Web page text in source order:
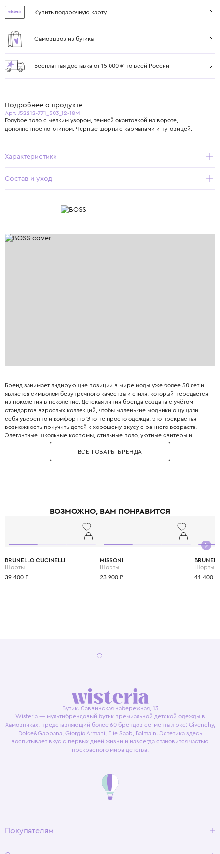
Купить подарочную карту
Самовывоз из бутика
Бесплатная доставка от 15 000 ₽ по всей России
Подробнее о продукте
Арт. J52212-771_503_12-18M
Голубое поло с мелким узором, темной окантовкой на вороте,
дополненное логотипом. Черные шорты с карманами и пуговицей.
Характеристики
Состав и уход
Бренд занимает лидирующие позиции в мире моды уже более 50 лет и
является символом безупречного качества и стиля, который передается
из поколения в поколение. Детская линия бренда создана с учётом
стандартов взрослых коллекций, чтобы маленькие модники ощущали
себя уверенно и комфортно Это не просто одежда, это прекрасная
возможность приучить детей к хорошему вкусу с раннего возраста.
Элегантные школьные костюмы, стильные поло, уютные свитеры и
практичные пуховики. Каждая деталь одежды Boss продумана до
мелочей, чтобы обеспечить не только стильный внешний вид, но и
максимальный комфорт.
ВСЕ ТОВАРЫ БРЕНДА
ВОЗМОЖНО, ВАМ ПОНРАВИТСЯ
BRUNELLO CUCINELLI
Шорты
39 400 ₽
MISSONI
Шорты
23 900 ₽
Шорты
41 400 ₽
Бутик. Саввинская набережная, 13
Wisteria — мультибрендовый бутик премиальной детской одежды в
Хамовниках, представляющий более 60 брендов сегмента люкс: Givenchy,
Dolce&Gabbana, Giorgio Armani, Elie Saab, Balmain. Эстетика здесь
воспитывает вкус с первых дней жизни и навсегда становится частью
прекрасного мира детства.
Покупателям